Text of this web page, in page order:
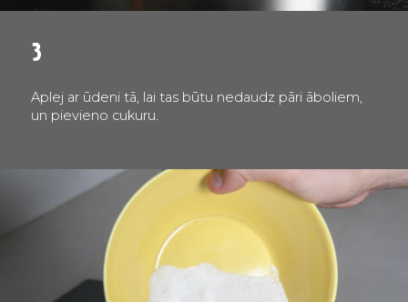
3
Aplej ar ūdeni tā, lai tas būtu nedaudz pāri āboliem,
un pievieno cukuru.